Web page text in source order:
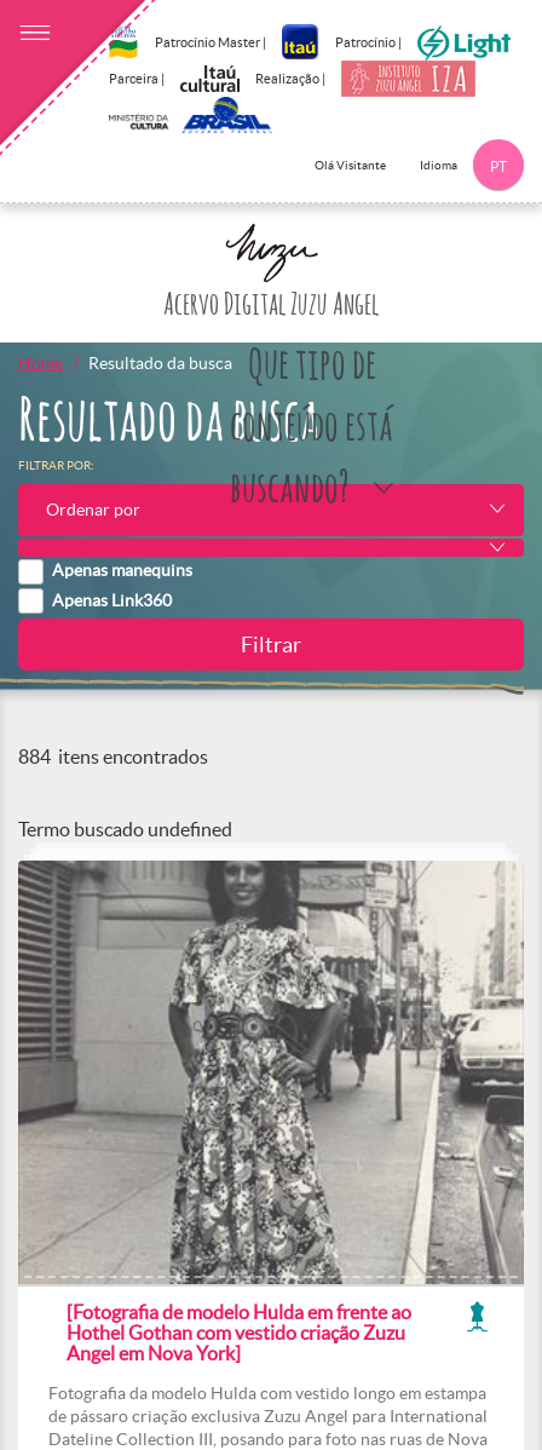
Patrocínio Master | Patrocínio |
Parceira | Realização |
Olá Visitante Idioma PT
Acervo Digital Zuzu Angel
Que tipo de
conteúdo está
buscando?
Home Resultado da busca
Resultado da busca
FILTRAR POR:
Ordenar por
Apenas manequins
Apenas Link360
884 itens encontrados
Termo buscado undefined
[Fotografia de modelo Hulda em frente ao
Hothel Gothan com vestido criação Zuzu
Angel em Nova York]
Fotografia da modelo Hulda com vestido longo em estampa
de pássaro criação exclusiva Zuzu Angel para International
Dateline Collection III, posando para foto nas ruas de Nova